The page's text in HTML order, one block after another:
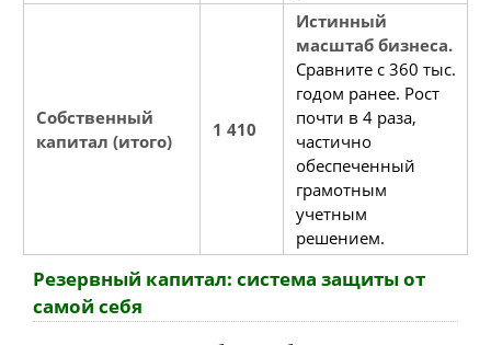
Собственный
капитал (итого)
1 410
Истинный
масштаб бизнеса.
Сравните с 360 тыс.
годом ранее. Рост
почти в 4 раза,
частично
обеспеченный
грамотным
учетным
решением.
Резервный капитал: система защиты от
самой себя